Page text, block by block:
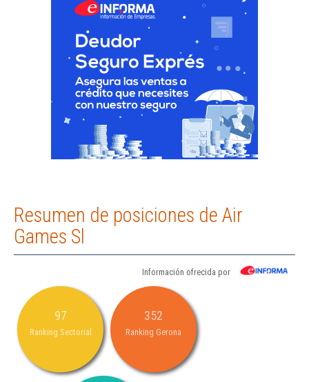
Resumen de posiciones de Air
Games Sl
Información ofrecida por
97
Ranking Sectorial
352
Ranking Gerona